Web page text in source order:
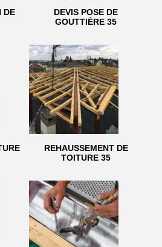
DE
DEVIS POSE DE
GOUTTIÈRE 35
REHAUSSEMENT DE
TOITURE 35